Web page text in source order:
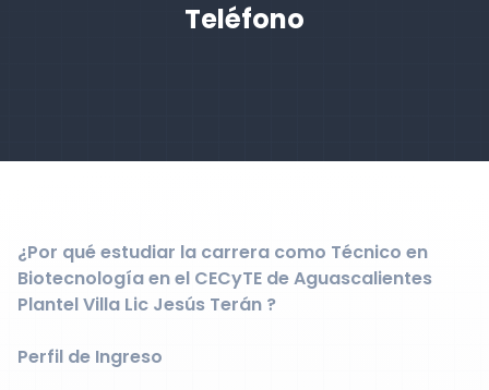
Teléfono
¿Por qué estudiar la carrera como Técnico en
Biotecnología en el CECyTE de Aguascalientes
Plantel Villa Lic Jesús Terán ?
Perfil de Ingreso